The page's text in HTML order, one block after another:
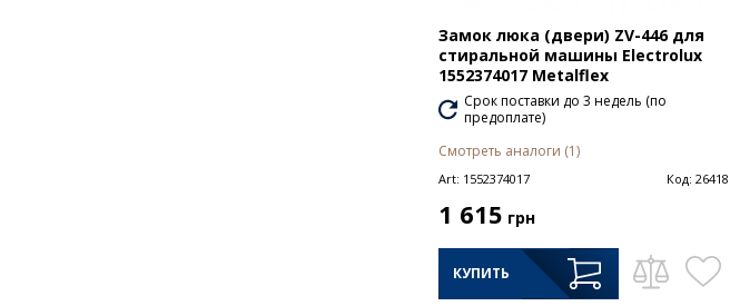
Замок люка (двери) ZV-446 для
стиральной машины Electrolux
1552374017 Metalflex
Срок поставки до 3 недель (по
предоплате)
Смотреть аналоги (1)
Art: 1552374017 Код: 26418
1 615 грн
КУПИТЬ